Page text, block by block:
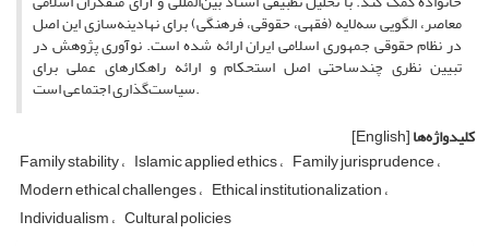
معاصر، الگویی سه‌لایه (فقهی، حقوقی، فرهنگی) برای نهادینه‌سازی این اصل
در نظام حقوقی جمهوری اسلامی ایران ارائه شده است. نوآوری پژوهش در
تبیین نظری چندساحتی اصل استحکام و ارائه راهکارهای عملی برای
سیاست‌گذاری اجتماعی است.
کلیدواژه‌ها[English]
Family stability Islamic applied ethics Family jurisprudence
Modern ethical challenges Ethical institutionalization
Individualism Cultural policies